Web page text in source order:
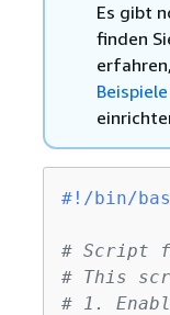
Es gibt
finden
Beispiele
#!/bin/
# Script
# This
# 1.